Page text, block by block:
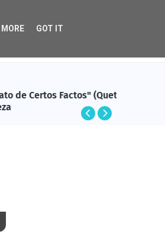
Factos" (Quetzal),
MORE GOT IT